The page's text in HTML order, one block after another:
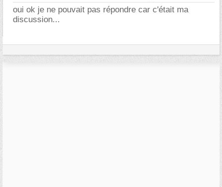
oui ok je ne pouvait pas répondre car c'était ma
discussion...